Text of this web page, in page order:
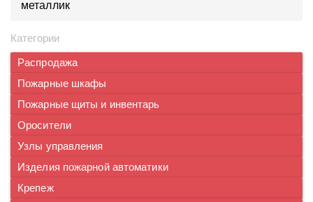
металлик
Категории
Распродажа
Пожарные шкафы
Пожарные щиты и инвентарь
Оросители
Узлы управления
Изделия пожарной автоматики
Крепеж